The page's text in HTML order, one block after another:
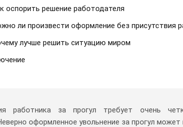
оспорить решение работодателя
ли произвести оформление без присутствия
лучше решить ситуацию миром
работника за прогул требует очень
оформленное увольнение за прогул